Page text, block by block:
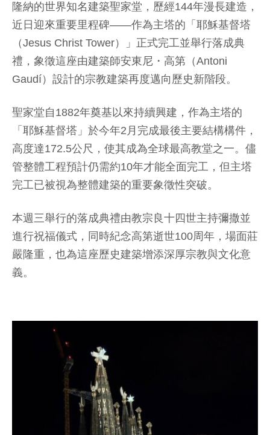
隆納的世界知名建築聖家堂，歷經144年漫長建造，
近日迎來重要里程碑——作為主塔的「耶穌基督塔
（Jesus Christ Tower）」正式完工並舉行落成典
禮，象徵這座由建築師安東尼・高第（Antoni
Gaudí）設計的宗教建築再度邁向歷史新階段。
聖家堂自1882年奠基以來持續興建，作為主塔的
「耶穌基督塔」於今年2月完成最後主要結構構件，
高度達172.5公尺，使其成為全球最高教堂之一。儘
管整體工程預計仍需約10年才能全面完工，但主塔
完工已被視為整體建築的重要象徵性突破。
本週三舉行的落成典禮由教宗良十四世主持彌撒並
進行祝福儀式，同時紀念高第逝世100周年，場面莊
嚴隆重，也為這座歷史建築增添深厚宗教與文化意
義。